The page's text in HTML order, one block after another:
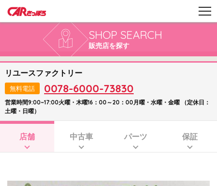
SHOP SEARCH
販売店を探す
リユースファクトリー
無料電話 0078-6000-73830
営業時間9:00~17:00火曜・木曜16：00～20：00月曜・水曜・金曜 （定休日：
土曜・日曜）
店舗 中古車 パーツ 保証